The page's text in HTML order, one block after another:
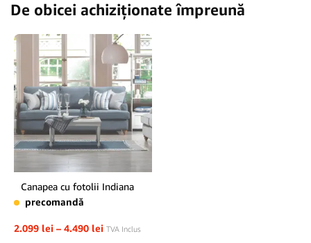
De obicei achiziționate împreună
Canapea cu fotolii Indiana
precomandă
2.099 lei – 4.490 lei TVA Inclus